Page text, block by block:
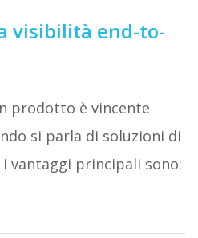
visibilità end-to-
prodotto è vincente
si parla di soluzioni di
vantaggi principali sono: